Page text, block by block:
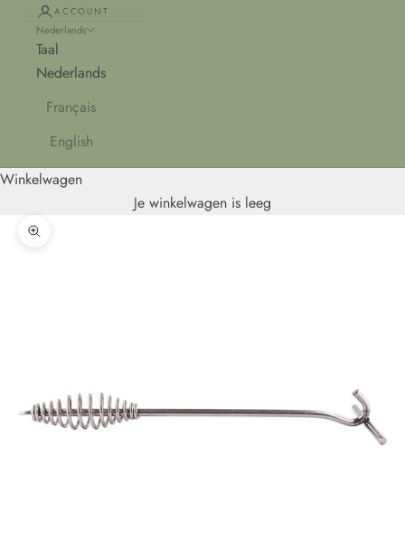
ACCOUNT
Nederlands
Taal
Nederlands
Français
English
Winkelwagen
Je winkelwagen is leeg
In-/uitzoomen